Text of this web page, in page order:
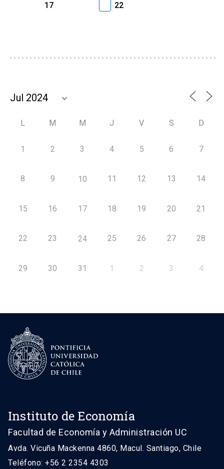
17
22
L M M J V S D
1 2 3 4 5 6 7
8 9 10 11 12 13 14
15 16 17 18 19 20 21
22 23 24 25 26 27 28
29 30 31 1 2 3 4
Instituto de Economía
Facultad de Economía y Administración UC
Avda. Vicuña Mackenna 4860, Macul. Santiago, Chile
Teléfono: +56 2 2354 4303